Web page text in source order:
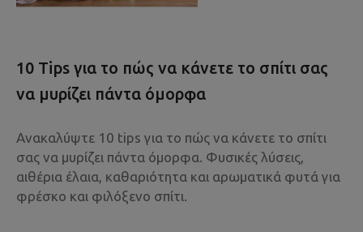
10 Tips για το πώς να κάνετε το σπίτι σας
να μυρίζει πάντα όμορφα
Ανακαλύψτε 10 tips για το πώς να κάνετε το σπίτι
σας να μυρίζει πάντα όμορφα. Φυσικές λύσεις,
αιθέρια έλαια, καθαριότητα και αρωματικά φυτά για
φρέσκο και φιλόξενο σπίτι.